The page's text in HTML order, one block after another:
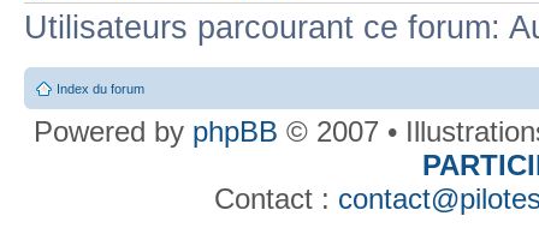
Utilisateurs parcourant ce forum:
Index du forum
Powered by phpBB © 2007 •
Contact :